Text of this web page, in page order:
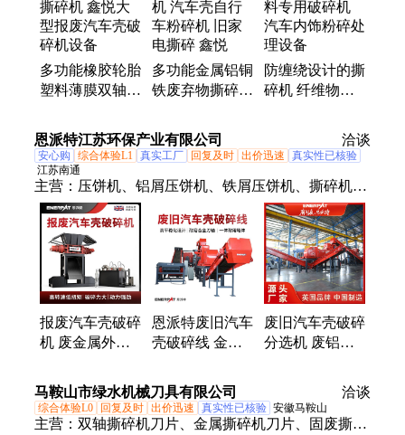
块、压缩设备、粉碎设备、铁皮粉碎、铁屑压饼机、
水泥制砖机、铁屑打饼机、路面砖制砖机、全自动静
压机、回收处理设备、金属屑压饼机、空心砌块砖机
多功能橡胶轮胎
塑料薄膜双轴撕
报废汽车壳破碎
机设备
多功能金属铝铜
铁废弃物撕碎机
碎机 旧家电撕
碎 鑫悦
防缠绕设计的撕
碎机 纤维物料
车内饰粉碎处理
设备
恩派特江苏环保产业有限公司 洽谈
安心购 综合体验L1 真实工厂 回复及时 出价迅速
真实性已核验
江苏南通
主营： 压饼机、铝屑压饼机、铁屑压饼机、撕碎机、
再生铝破碎分选机、汽车外壳打包机、汽车壳破碎分
选方案、屑饼机、压块机、三向金属打包机、门盖式
打包机、料斗式打包机、打包机、铝屑脱油机、铜屑
脱油机、破碎机、粉碎机、双轴破碎机、锤式破碎
机、液压双轴破碎机、断桥铝破碎方案、锂电池破碎
生产线、全自动卧式打包机、刨花机、套袋机
报废汽车壳破碎
机 废金属外壳
打 低成本维护
恩派特废旧汽车
壳破碎线 金属
结构化布局
废旧汽车壳破碎
分选机 废铝刨
进口配置 英国
技术研发
马鞍山市绿水机械刀具有限公司 洽谈
综合体验L0 回复及时 出价迅速 真实性已核验 安徽马鞍山
主营： 双轴撕碎机刀片、金属撕碎机刀片、固废撕碎